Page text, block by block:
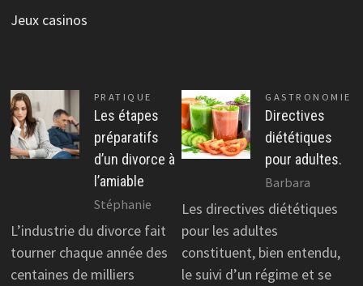
Jeux casinos
PRATIQUE
Les étapes
préparatifs
d’un divorce à
l’amiable
Stéphanie
L’industrie du divorce fait
tourner chaque année des
centaines de milliers
GASTRONOMIE
Directives
diététiques
pour adultes.
Barbara
Les directives diététiques
pour les adultes
constituent, bien entendu,
le suivi d’un régime et se